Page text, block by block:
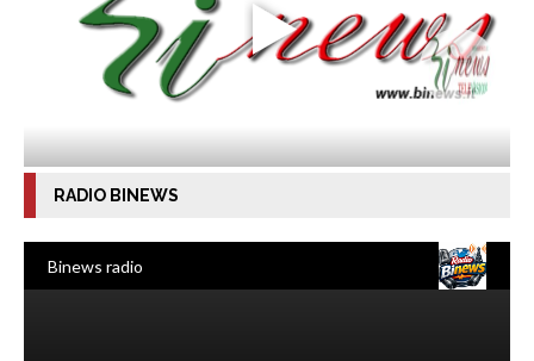
RADIO BINEWS